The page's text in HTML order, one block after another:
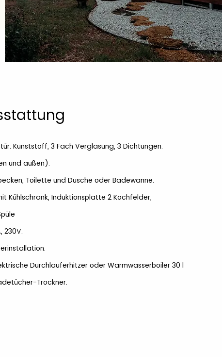
Kunststoff, 3 Fach Verglasung, 3 Dichtungen.
und außen).
Toilette und Dusche oder Badewanne.
Kühlschrank, Induktionsplatte 2 Kochfelder,
230V.
Durchlauferhitzer oder Warmwasserboiler 30 l
Trockner.